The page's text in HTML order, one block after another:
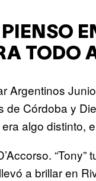
TODO
Argentinos
de Córdoba y
algo distinto,
a brillar en